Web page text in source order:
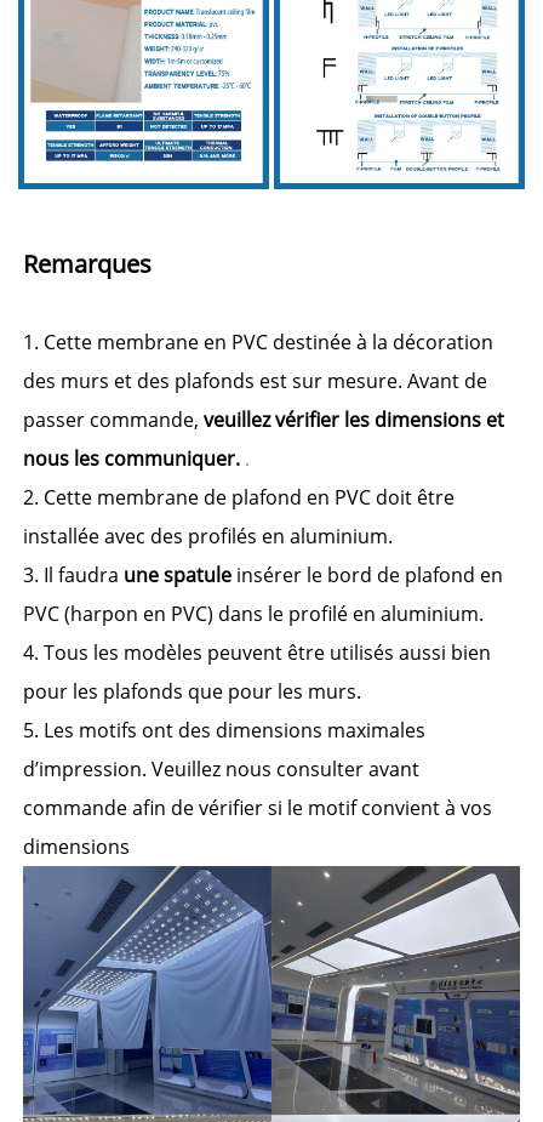
Remarques
1. Cette membrane en PVC destinée à la décoration
des murs et des plafonds est sur mesure. Avant de
passer commande, veuillez vérifier les dimensions et
nous les communiquer. .
2. Cette membrane de plafond en PVC doit être
installée avec des profilés en aluminium.
3. Il faudra une spatule insérer le bord de plafond en
PVC (harpon en PVC) dans le profilé en aluminium.
4. Tous les modèles peuvent être utilisés aussi bien
pour les plafonds que pour les murs.
5. Les motifs ont des dimensions maximales
d’impression. Veuillez nous consulter avant
commande afin de vérifier si le motif convient à vos
dimensions